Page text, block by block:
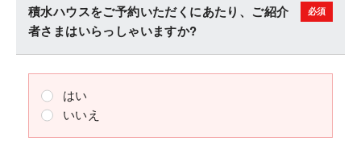
積水ハウスをご予約いただくにあたり、ご紹介
者さまはいらっしゃいますか?
はい
いいえ